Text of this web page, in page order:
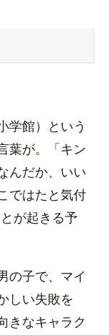
学館）という
葉が。「キン
んだか、いい
ではたと気付
が起きる予
の子で、マイ
しい失敗を
きなキャラク